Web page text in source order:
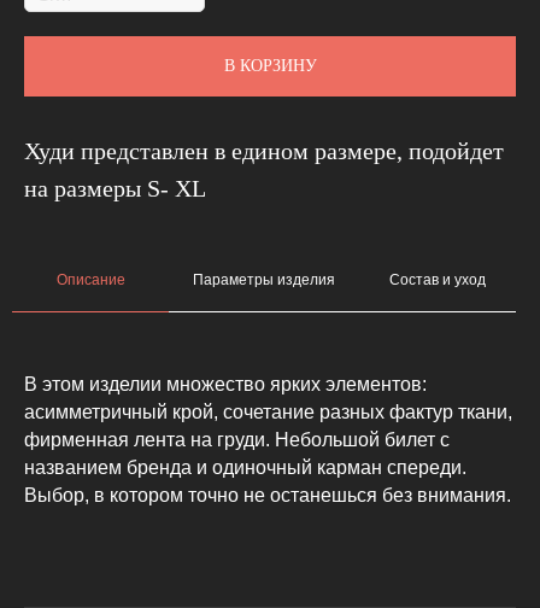
В КОРЗИНУ
Худи представлен в едином размере, подойдет
на размеры S- XL
Описание Параметры изделия Состав и уход
В этом изделии множество ярких элементов:
асимметричный крой, сочетание разных фактур ткани,
фирменная лента на груди. Небольшой билет с
названием бренда и одиночный карман спереди.
Выбор, в котором точно не останешься без внимания.